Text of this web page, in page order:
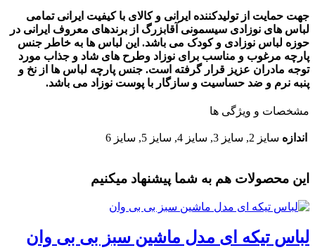
جهت حمایت از تولیدکننده ایرانی و کالای با کیفیت ایرانی تمامی
لباس های نوزادی سیسمونی آقابزرگ از برندهای معروف ایرانی در
حوزه لباس نوزادی و کودک می باشد. این لباس ها به خاطر جنس
پارچه مرغوب و مناسب برای نوزاد وطرح های شاد و جذاب مورد
توجه مادران عزیز قرار گرفته است. جنس پارچه لباس ها از نخ و
پنبه نرم و ضد حساسیت و سازگار با پوست نوزاد می باشد.
مشخصات و ویژگی ها
اندازه سایز 2, سایز 3, سایز 4, سایز 5, سایز 6
این محصولات هم به شما پیشنهاد میکنیم
لباس تیکه ای مدل ماشین سبز بی بی وان